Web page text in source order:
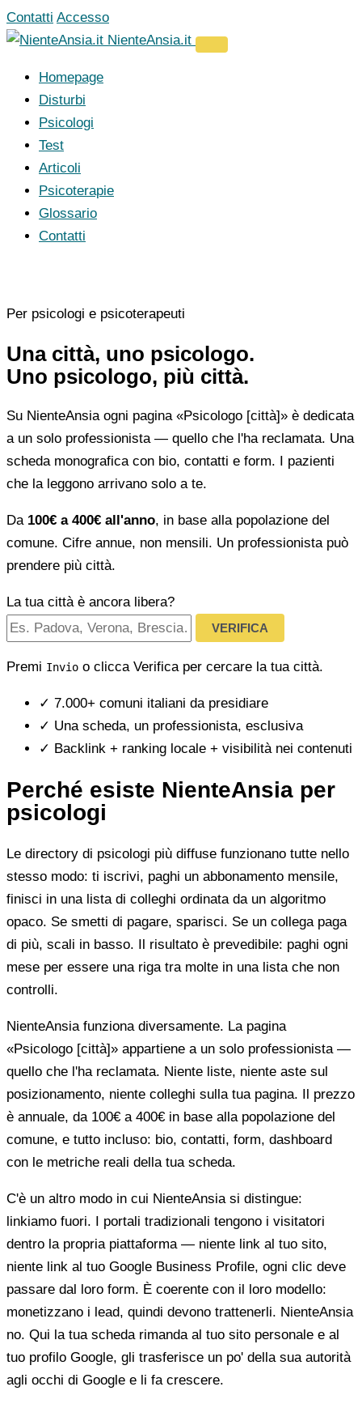
Vai
al
Contatti Accesso
NienteAnsia.it
Homepage
Disturbi
Psicologi
Test
Articoli
Psicoterapie
Glossario
Contatti
Per psicologi e psicoterapeuti
Una città, uno psicologo.
Uno psicologo, più città.
Su NienteAnsia ogni pagina «Psicologo [città]» è dedicata
a un solo professionista — quello che l'ha reclamata. Una
scheda monografica con bio, contatti e form. I pazienti
che la leggono arrivano solo a te.
Da 100€ a 400€ all'anno, in base alla popolazione del
comune. Cifre annue, non mensili. Un professionista può
prendere più città.
La tua città è ancora libera?
VERIFICA
Premi Invio o clicca Verifica per cercare la tua città.
✓ 7.000+ comuni italiani da presidiare
✓ Una scheda, un professionista, esclusiva
✓ Backlink + ranking locale + visibilità nei contenuti
Perché esiste NienteAnsia per
psicologi
Le directory di psicologi più diffuse funzionano tutte nello
stesso modo: ti iscrivi, paghi un abbonamento mensile,
finisci in una lista di colleghi ordinata da un algoritmo
opaco. Se smetti di pagare, sparisci. Se un collega paga
di più, scali in basso. Il risultato è prevedibile: paghi ogni
mese per essere una riga tra molte in una lista che non
controlli.
NienteAnsia funziona diversamente. La pagina
«Psicologo [città]» appartiene a un solo professionista —
quello che l'ha reclamata. Niente liste, niente aste sul
posizionamento, niente colleghi sulla tua pagina. Il prezzo
è annuale, da 100€ a 400€ in base alla popolazione del
comune, e tutto incluso: bio, contatti, form, dashboard
con le metriche reali della tua scheda.
C'è un altro modo in cui NienteAnsia si distingue:
linkiamo fuori. I portali tradizionali tengono i visitatori
dentro la propria piattaforma — niente link al tuo sito,
niente link al tuo Google Business Profile, ogni clic deve
passare dal loro form. È coerente con il loro modello:
monetizzano i lead, quindi devono trattenerli. NienteAnsia
no. Qui la tua scheda rimanda al tuo sito personale e al
tuo profilo Google, gli trasferisce un po' della sua autorità
agli occhi di Google e li fa crescere.